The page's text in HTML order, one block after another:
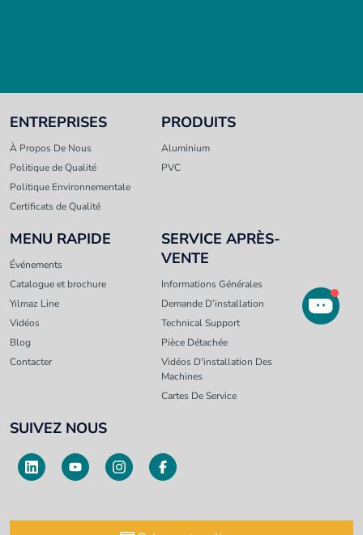
ENTREPRISES
À Propos De Nous
Politique de Qualité
Politique Environnementale
Certificats de Qualité
PRODUITS
Aluminium
PVC
MENU RAPIDE
Événements
Catalogue et brochure
Yılmaz Line
Vidéos
Blog
Contacter
SERVICE APRÈS-
VENTE
Informations Générales
Demande D’installation
Technical Support
Pièce Détachée
Vidéos D'installation Des
Machines
Cartes De Service
SUIVEZ NOUS